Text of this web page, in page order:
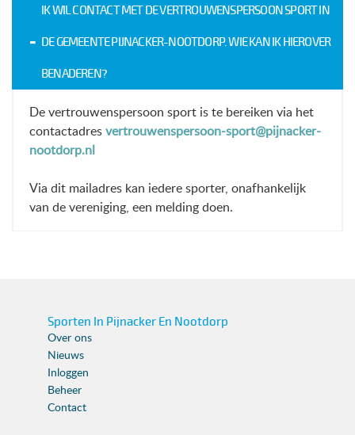
IK WIL CONTACT MET DE VERTROUWENSPERSOON SPORT IN
DE GEMEENTE PIJNACKER-NOOTDORP. WIE KAN IK HIEROVER
BENADEREN?
De vertrouwenspersoon sport is te bereiken via het
contactadres vertrouwenspersoon-sport@pijnacker-
nootdorp.nl
Via dit mailadres kan iedere sporter, onafhankelijk
van de vereniging, een melding doen.
Sporten In Pijnacker En Nootdorp
Over ons
Nieuws
Inloggen
Beheer
Contact